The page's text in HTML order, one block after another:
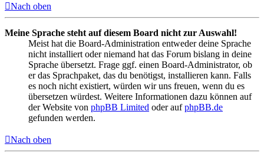
Nach oben
Meine Sprache steht auf diesem Board nicht zur Auswahl!
Meist hat die Board-Administration entweder deine Sprache
nicht installiert oder niemand hat das Forum bislang in deine
Sprache übersetzt. Frage ggf. einen Board-Administrator, ob
er das Sprachpaket, das du benötigst, installieren kann. Falls
es noch nicht existiert, würden wir uns freuen, wenn du es
übersetzen würdest. Weitere Informationen dazu können auf
der Website von phpBB Limited oder aufphpBB.de
gefunden werden.
Nach oben